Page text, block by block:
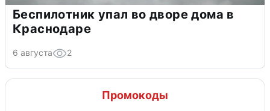
Беспилотник упал во дворе дома в
Краснодаре
6 августа 2
Промокоды